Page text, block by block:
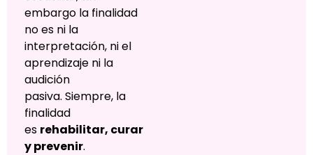
embargo la finalidad
no es ni la
interpretación, ni el
aprendizaje ni la
audición
pasiva. Siempre, la
finalidad
es rehabilitar, curar
y prevenir.